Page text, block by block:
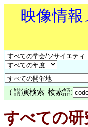
映像情
（ 講演検索 検索語:
すべての